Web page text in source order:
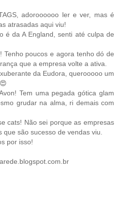
adoroooooo ler e ver, mas é
atrasadas aqui viu!
é da A England, senti até culpa de
Tenho poucos e agora tenho dó de
que a empresa volte a ativa.
da Eudora, querooooo um
Tem uma pegada gótica glam
grudar na alma, ri demais com
cats! Não sei porque as empresas
são sucesso de vendas viu.
por isso!